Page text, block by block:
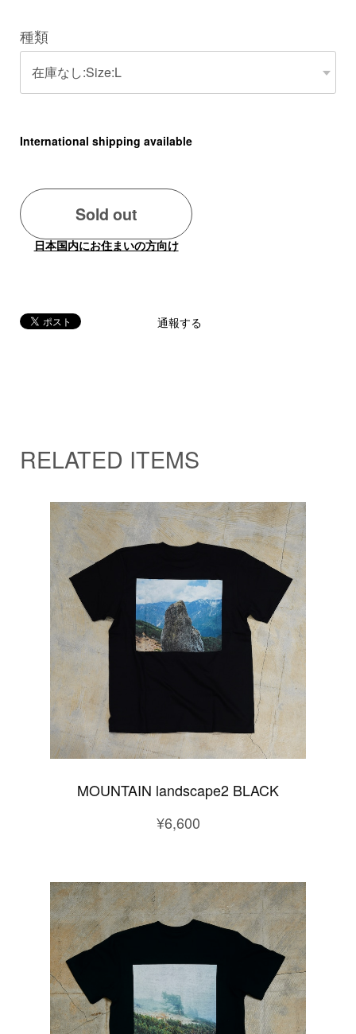
種類
International shipping available
Sold out
日本国内にお住まいの方向け
通報する
RELATED ITEMS
MOUNTAIN landscape2 BLACK
¥6,600